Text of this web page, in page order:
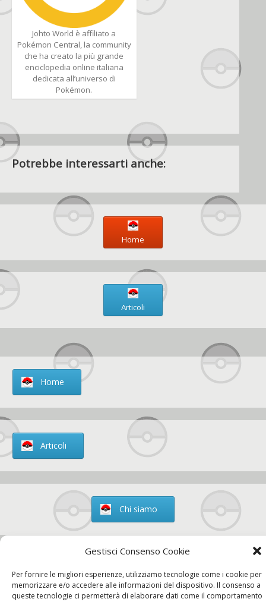
Gestisci Consenso Cookie
Per fornire le migliori esperienze, utilizziamo tecnologie come i cookie per
memorizzare e/o accedere alle informazioni del dispositivo. Il consenso a
queste tecnologie ci permetterà di elaborare dati come il comportamento
Johto World è affiliato a
Pokémon Central, la community
che ha creato la più grande
enciclopedia online italiana
dedicata all’universo di
Pokémon.
Potrebbe interessarti anche:
Home
Articoli
Home
Articoli
Chi siamo
Contatti